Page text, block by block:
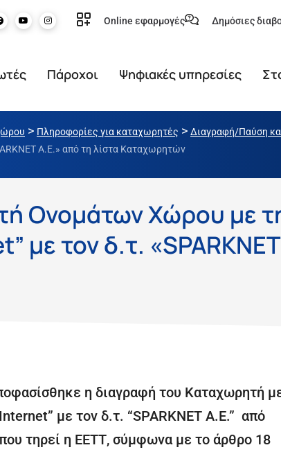
Online εφαρμογές Δημόσιες
Πάροχοι Ψηφιακές υπηρεσίες
> Πληροφορίες για καταχωρητές > Διαγραφή/Παύση
A.E.» από τη λίστα Καταχωρητών
Ονομάτων Χώρου με
με τον δ.τ.
η διαγραφή του Καταχωρητή
με τον δ.τ. “SPARKNET A.E.” από
τηρεί η ΕΕΤΤ, σύμφωνα με το άρθρο 18